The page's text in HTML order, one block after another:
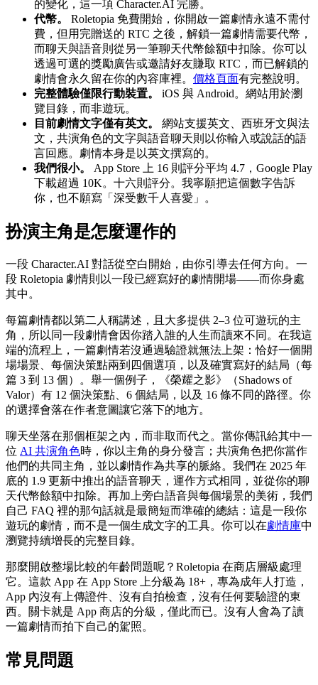
的變化，這一項 Character.AI 完勝。
代幣。
Roletopia 免費開始，你開啟一篇劇情永遠不需付
費，但用完贈送的 RTC 之後，解鎖一篇劇情需要代幣，
而聊天與語音則從另一筆聊天代幣餘額中扣除。你可以
透過可選的獎勵廣告或邀請好友賺取 RTC，而已解鎖的
劇情會永久留在你的內容庫裡。 價格頁面有完整說明。
完整體驗僅限行動裝置。
iOS 與 Android。網站用於瀏
覽目錄，而非遊玩。
目前劇情文字僅有英文。
網站支援英文、西班牙文與法
文，共演角色的文字與語音聊天則以你輸入或說話的語
言回應。劇情本身是以英文撰寫的。
我們很小。
App Store 上 16 則評分平均 4.7，Google Play
下載超過 10K。十六則評分。我寧願把這個數字告訴
你，也不願寫「深受數千人喜愛」。
扮演主角是怎麼運作的
一段 Character.AI 對話從空白開始，由你引導去任何方向。一
段 Roletopia 劇情則以一段已經寫好的劇情開場——而你身處
其中。
每篇劇情都以第二人稱講述，且大多提供 2–3 位可遊玩的主
角，所以同一段劇情會因你踏入誰的人生而讀來不同。在我這
端的流程上，一篇劇情若沒通過驗證就無法上架：恰好一個開
場場景、每個決策點兩到四個選項，以及確實寫好的結局（每
篇 3 到 13 個）。舉一個例子，《榮耀之影》（Shadows of
Valor）有 12 個決策點、6 個結局，以及 16 條不同的路徑。你
的選擇會落在作者意圖讓它落下的地方。
聊天坐落在那個框架之內，而非取而代之。當你傳訊給其中一
位 AI 共演角色時，你以主角的身分發言；共演角色把你當作
他們的共同主角，並以劇情作為共享的脈絡。我們在 2025 年
底的 1.9 更新中推出的語音聊天，運作方式相同，並從你的聊
天代幣餘額中扣除。再加上旁白語音與每個場景的美術，我們
自己 FAQ 裡的那句話就是最簡短而準確的總結：這是一段你
遊玩的劇情，而不是一個生成文字的工具。你可以在劇情庫中
瀏覽持續增長的完整目錄。
那麼開啟整場比較的年齡問題呢？Roletopia 在商店層級處理
它。這款 App 在 App Store 上分級為 18+，專為成年人打造，
App 內沒有上傳證件、沒有自拍檢查，沒有任何要驗證的東
西。關卡就是 App 商店的分級，僅此而已。沒有人會為了讀
一篇劇情而拍下自己的駕照。
常見問題